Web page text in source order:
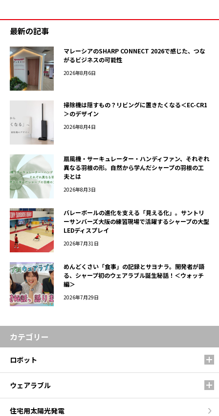
最新の記事
マレーシアのSHARP CONNECT 2026で感じた、つな
がるビジネスの可能性
2026年8月6日
掃除機は隠すもの？リビングに置きたくなる＜EC-CR1
＞のデザイン
2026年8月4日
扇風機・サーキュレーター・ハンディファン、それぞれ
異なる羽根の形。自然から学んだシャープの羽根の工
夫とは
2026年8月3日
バレーボールの進化を支える「見える化」。サントリ
ーサンバーズ大阪の練習現場で活躍するシャープの大型
LEDディスプレイ
2026年7月31日
めんどくさい「食事」の記録とサヨナラ。開発者が語
る、シャープ初のウェアラブル誕生秘話！＜ウォッチ
編＞
2026年7月29日
カテゴリー
ロボット
ウェアラブル
住宅用太陽光発電